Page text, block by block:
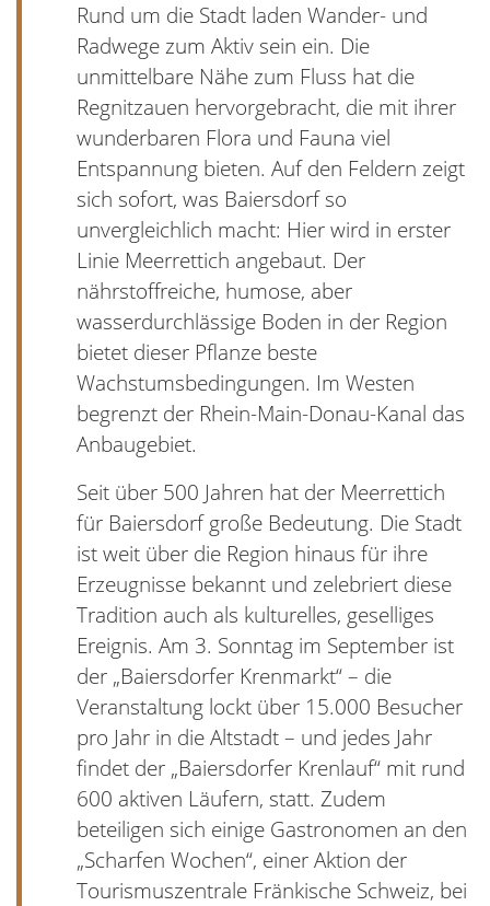
Rund um die Stadt laden Wander- und
Radwege zum Aktiv sein ein. Die
unmittelbare Nähe zum Fluss hat die
Regnitzauen hervorgebracht, die mit ihrer
wunderbaren Flora und Fauna viel
Entspannung bieten. Auf den Feldern zeigt
sich sofort, was Baiersdorf so
unvergleichlich macht: Hier wird in erster
Linie Meerrettich angebaut. Der
nährstoffreiche, humose, aber
wasserdurchlässige Boden in der Region
bietet dieser Pflanze beste
Wachstumsbedingungen. Im Westen
begrenzt der Rhein-Main-Donau-Kanal das
Anbaugebiet.
Seit über 500 Jahren hat der Meerrettich
für Baiersdorf große Bedeutung. Die Stadt
ist weit über die Region hinaus für ihre
Erzeugnisse bekannt und zelebriert diese
Tradition auch als kulturelles, geselliges
Ereignis. Am 3. Sonntag im September ist
der „Baiersdorfer Krenmarkt“ – die
Veranstaltung lockt über 15.000 Besucher
pro Jahr in die Altstadt – und jedes Jahr
findet der „Baiersdorfer Krenlauf“ mit rund
600 aktiven Läufern, statt. Zudem
beteiligen sich einige Gastronomen an den
„Scharfen Wochen“, einer Aktion der
Tourismuszentrale Fränkische Schweiz, bei